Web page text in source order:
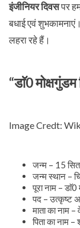
इंजीनियर दिवसपर
बधाई एवं
लहरा रहे हैं।
“डाॅ0 मोक्षगुंडम
Image Credt:
जन्म – 15
जन्म स्थान –
पूरा नाम – डाॅ0
पद – उत्कृष्ट
माता का नाम –
पिता का नाम –